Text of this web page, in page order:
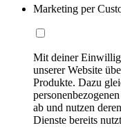
Marketing per
Mit deiner
unserer Website
Produkte. Dazu
ab und nutzen
Dienste bereits